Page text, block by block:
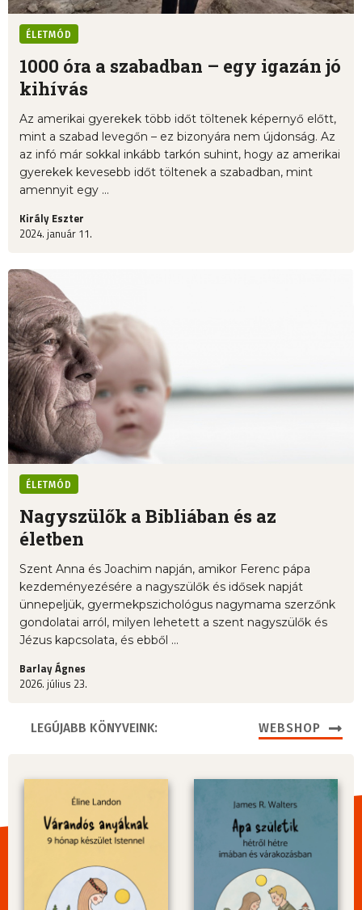
ÉLETMÓD
1000 óra a szabadban – egy igazán jó
kihívás
Az amerikai gyerekek több időt töltenek képernyő előtt,
mint a szabad levegőn – ez bizonyára nem újdonság. Az
az infó már sokkal inkább tarkón suhint, hogy az amerikai
gyerekek kevesebb időt töltenek a szabadban, mint
amennyit egy ...
Király Eszter
2024. január 11.
ÉLETMÓD
Nagyszülők a Bibliában és az
életben
Szent Anna és Joachim napján, amikor Ferenc pápa
kezdeményezésére a nagyszülők és idősek napját
ünnepeljük, gyermekpszichológus nagymama szerzőnk
gondolatai arról, milyen lehetett a szent nagyszülők és
Jézus kapcsolata, és ebből ...
Barlay Ágnes
2026. július 23.
LEGÚJABB KÖNYVEINK: WEBSHOP